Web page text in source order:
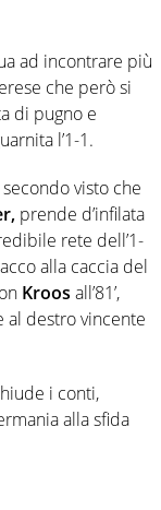
ad incontrare più
che però si
di pugno e
l’1-1.
visto che
prende d’infilata
rete dell’1-
alla caccia del
Kroos all’81’,
al destro vincente
i conti,
alla sfida